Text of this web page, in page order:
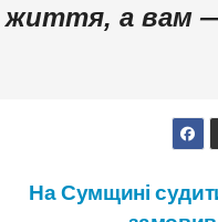
життя, а вам
На Сумщині